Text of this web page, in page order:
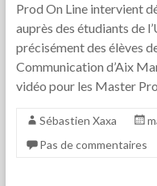
Prod On Line intervient
auprès des étudiants de
précisément des élèves
Communication d’Aix
vidéo pour les Master
Sébastien Xaxa
Pas de commentaires